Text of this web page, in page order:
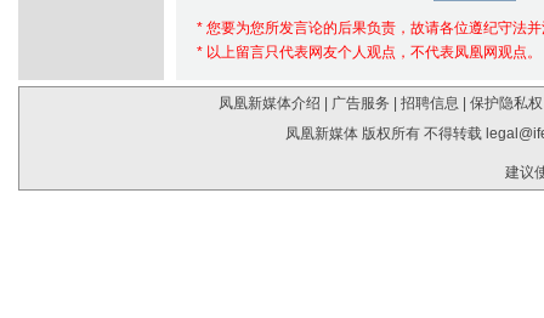
* 您要为您所发言论的后果负责，故请各位遵纪守法
* 以上留言只代表网友个人观点，不代表凤凰网观点。
凤凰新媒体介绍 广告服务 招聘信息 保护隐私权
凤凰新媒体 版权所有 不得转载
建议